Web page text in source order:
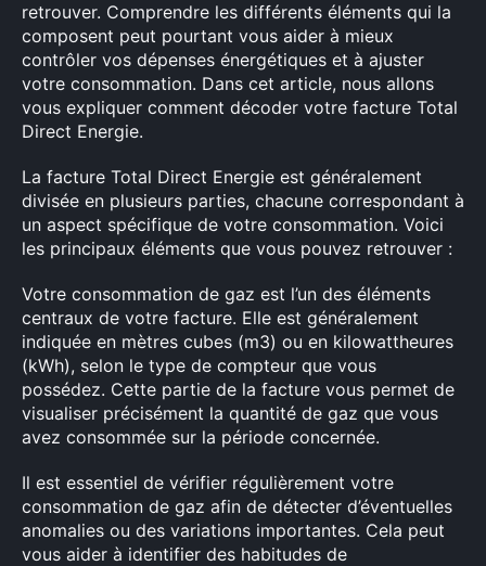
retrouver. Comprendre les différents éléments qui la
composent peut pourtant vous aider à mieux
contrôler vos dépenses énergétiques et à ajuster
votre consommation. Dans cet article, nous allons
vous expliquer comment décoder votre facture Total
Direct Energie.
La facture Total Direct Energie est généralement
divisée en plusieurs parties, chacune correspondant à
un aspect spécifique de votre consommation. Voici
les principaux éléments que vous pouvez retrouver :
Votre consommation de gaz est l’un des éléments
centraux de votre facture. Elle est généralement
indiquée en mètres cubes (m3) ou en kilowattheures
(kWh), selon le type de compteur que vous
possédez. Cette partie de la facture vous permet de
visualiser précisément la quantité de gaz que vous
avez consommée sur la période concernée.
Il est essentiel de vérifier régulièrement votre
consommation de gaz afin de détecter d’éventuelles
anomalies ou des variations importantes. Cela peut
vous aider à identifier des habitudes de